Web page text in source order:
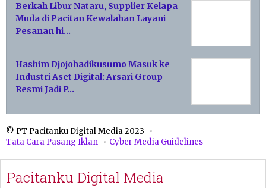
Berkah Libur Nataru, Supplier Kelapa
Muda di Pacitan Kewalahan Layani
Pesanan hi…
Hashim Djojohadikusumo Masuk ke
Industri Aset Digital: Arsari Group
Resmi Jadi P…
© PT Pacitanku Digital Media 2023
Tata Cara Pasang Iklan
Cyber Media Guidelines
Pacitanku Digital Media